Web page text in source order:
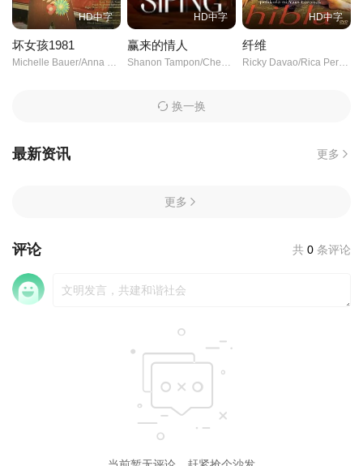
HD中字
坏女孩1981
HD中字
赢来的情人
HD中字
纤维
Ricky Davao/Rica Peralejo//毛伊·泰勒/
换一换
最新资讯 更多
更多
评论 共 0 条评论